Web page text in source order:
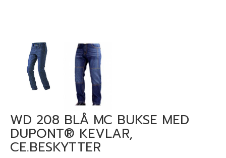
WD 208 BLÅ MC BUKSE MED
DUPONT® KEVLAR,
CE.BESKYTTER